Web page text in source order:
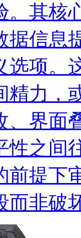
。其核
据信息
选项。
精力，
、界面
性之间
前提下
而非破